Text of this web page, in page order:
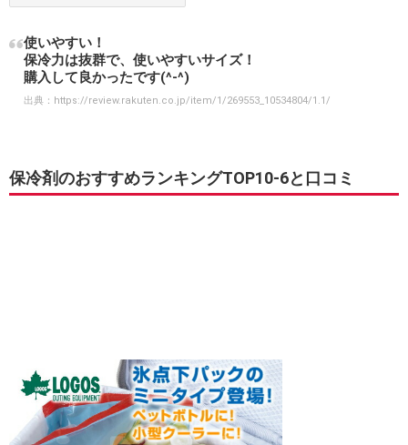
使いやすい！
保冷力は抜群で、使いやすいサイズ！
購入して良かったです(^-^)
出典： https://review.rakuten.co.jp/item/1/269553_10534804/1.1/
保冷剤のおすすめランキングTOP10-6と口コミ